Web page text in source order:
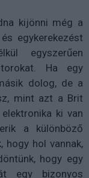
kijönni még a
egykerekezést
egyszerűen
Ha egy
dolog, de a
mint azt a Brit
ki van
a különböző
hogy hol vannak,
hogy egy
egy bizonyos